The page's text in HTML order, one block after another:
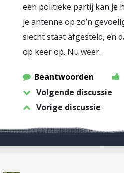
een politieke partij kan je
je antenne op zo’n
slecht staat afgesteld, en
op keer op. Nu weer.
Beantwoorden
Volgende discussie
Vorige discussie